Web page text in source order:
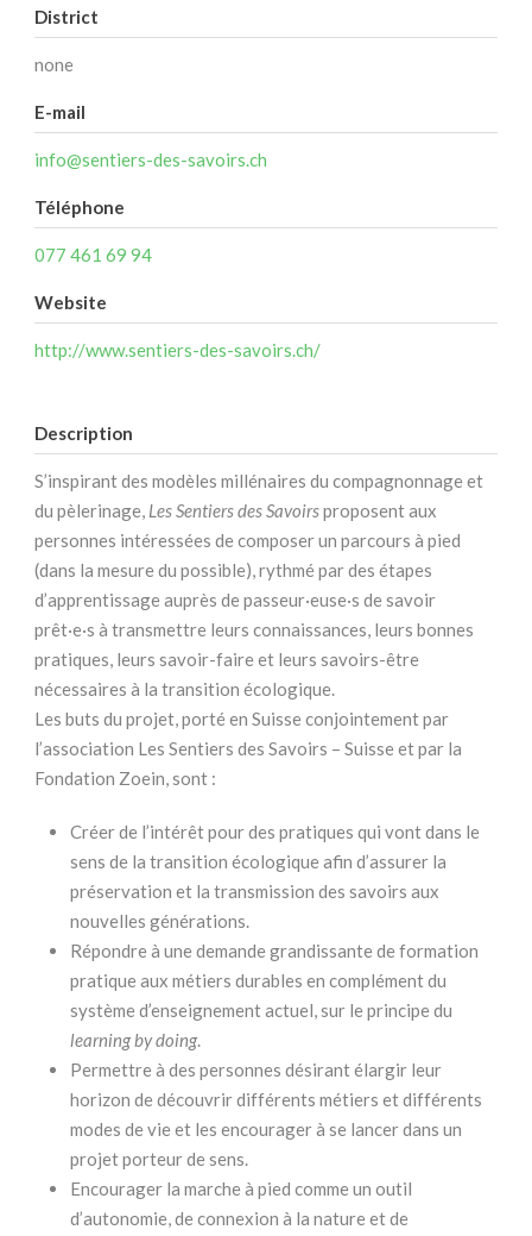
District
none
E-mail
info@sentiers-des-savoirs.ch
Téléphone
077 461 69 94
Website
http://www.sentiers-des-savoirs.ch/
Description
S’inspirant des modèles millénaires du compagnonnage et
du pèlerinage, Les Sentiers des Savoirsproposent aux
personnes intéressées de composer un parcours à pied
(dans la mesure du possible), rythmé par des étapes
d’apprentissage auprès de passeur·euse·s de savoir
prêt·e·s à transmettre leurs connaissances, leurs bonnes
pratiques, leurs savoir-faire et leurs savoirs-être
nécessaires à la transition écologique.
Les buts du projet, porté en Suisse conjointement par
l’association Les Sentiers des Savoirs – Suisse et par la
Fondation Zoein, sont :
Créer de l’intérêt pour des pratiques qui vont dans le
sens de la transition écologique afin d’assurer la
préservation et la transmission des savoirs aux
nouvelles générations.
Répondre à une demande grandissante de formation
pratique aux métiers durables en complément du
système d’enseignement actuel, sur le principe du
learning by doing.
Permettre à des personnes désirant élargir leur
horizon de découvrir différents métiers et différents
modes de vie et les encourager à se lancer dans un
projet porteur de sens.
Encourager la marche à pied comme un outil
d’autonomie, de connexion à la nature et de